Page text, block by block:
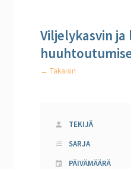
Viljelykasvin
← Takaisin
TEKIJÄ
SARJA
PÄIVÄMÄÄRÄ